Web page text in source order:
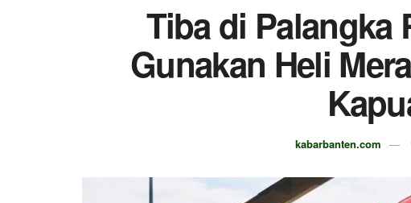
Tiba di Palangka
Gunakan Heli
kabarbanten.com